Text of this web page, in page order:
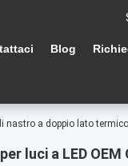
Blog
a doppio lato
luci a LED OEM